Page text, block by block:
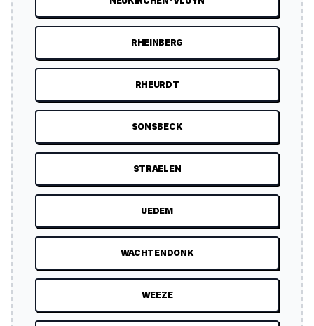
RHEINBERG
RHEURDT
SONSBECK
STRAELEN
UEDEM
WACHTENDONK
WEEZE